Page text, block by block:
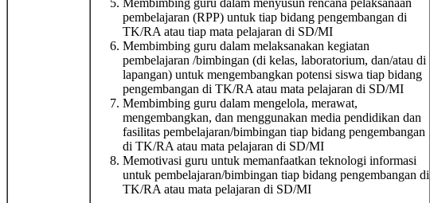
Membimbing guru dalam menyusun rencana pelaksanaan
pembelajaran (RPP) untuk tiap bidang pengembangan di
TK/RA atau tiap mata pelajaran di SD/MI
Membimbing guru dalam melaksanakan kegiatan
pembelajaran /bimbingan (di kelas, laboratorium, dan/atau di
lapangan) untuk mengembangkan potensi siswa tiap bidang
pengembangan di TK/RA atau mata pelajaran di SD/MI
Membimbing guru dalam mengelola, merawat,
mengembangkan, dan menggunakan media pendidikan dan
fasilitas pembelajaran/bimbingan tiap bidang pengembangan
di TK/RA atau mata pelajaran di SD/MI
Memotivasi guru untuk memanfaatkan teknologi informasi
untuk pembelajaran/bimbingan tiap bidang pengembangan di
TK/RA atau mata pelajaran di SD/MI